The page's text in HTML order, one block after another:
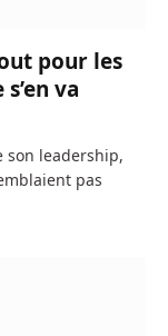
pour les
va
son leadership,
pas